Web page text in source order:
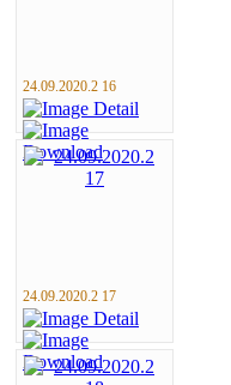
24.09.2020.2 16
24.09.2020.2 17